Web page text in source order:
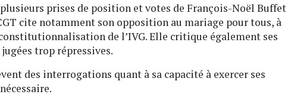
prises de position et votes de François-Noël Buffet
cite notamment son opposition au mariage pour tous, à
de l’IVG. Elle critique également ses
trop répressives.
des interrogations quant à sa capacité à exercer ses